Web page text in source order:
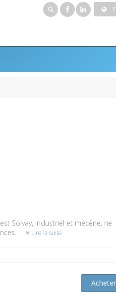
Solvay, industriel et mécène, ne
Lire la suite
Acheter